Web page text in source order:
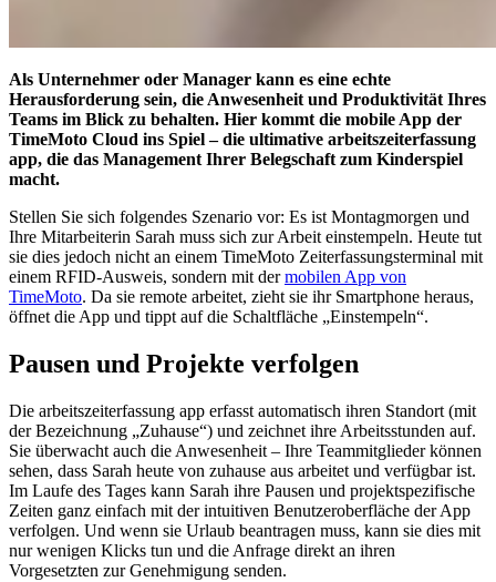
Als Unternehmer oder Manager kann es eine echte
Herausforderung sein, die Anwesenheit und Produktivität Ihres
Teams im Blick zu behalten. Hier kommt die mobile App der
TimeMoto Cloud ins Spiel – die ultimative arbeitszeiterfassung
app, die das Management Ihrer Belegschaft zum Kinderspiel
macht.
Stellen Sie sich folgendes Szenario vor: Es ist Montagmorgen und
Ihre Mitarbeiterin Sarah muss sich zur Arbeit einstempeln. Heute tut
sie dies jedoch nicht an einem TimeMoto Zeiterfassungsterminal mit
einem RFID-Ausweis, sondern mit dermobilen App von
TimeMoto. Da sie remote arbeitet, zieht sie ihr Smartphone heraus,
öffnet die App und tippt auf die Schaltfläche „Einstempeln“.
Pausen und Projekte verfolgen
Die arbeitszeiterfassung app erfasst automatisch ihren Standort (mit
der Bezeichnung „Zuhause“) und zeichnet ihre Arbeitsstunden auf.
Sie überwacht auch die Anwesenheit – Ihre Teammitglieder können
sehen, dass Sarah heute von zuhause aus arbeitet und verfügbar ist.
Im Laufe des Tages kann Sarah ihre Pausen und projektspezifische
Zeiten ganz einfach mit der intuitiven Benutzeroberfläche der App
verfolgen. Und wenn sie Urlaub beantragen muss, kann sie dies mit
nur wenigen Klicks tun und die Anfrage direkt an ihren
Vorgesetzten zur Genehmigung senden.